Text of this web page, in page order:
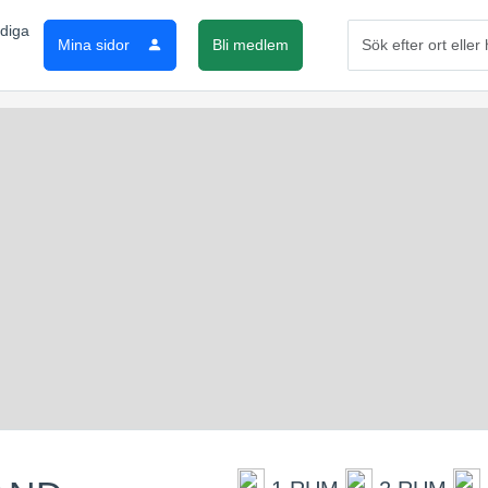
Mina sidor Bli medlem